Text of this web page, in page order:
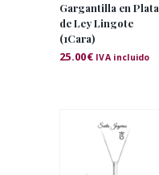
Gargantilla en Plata
de Ley Lingote
(1Cara)
25.00€ IVA incluido